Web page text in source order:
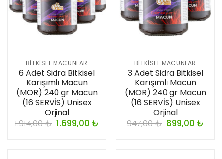
BITKISEL MACUNLAR
6 Adet Sidra Bitkisel
Karışımlı Macun
(MOR) 240 gr Macun
(16 SERVİS) Unisex
Orjinal
1.914,00₺ 1.699,00₺
BITKISEL MACUNLAR
3 Adet Sidra Bitkisel
Karışımlı Macun
(MOR) 240 gr Macun
(16 SERVİS) Unisex
Orjinal
947,00₺ 899,00₺